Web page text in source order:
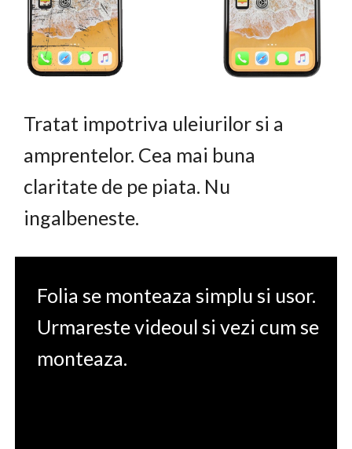
Tratat impotriva uleiurilor si a
amprentelor. Cea mai buna
claritate de pe piata. Nu
ingalbeneste.
Folia se monteaza simplu si usor.
Urmareste videoul si vezi cum se
monteaza.